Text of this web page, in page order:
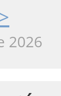
2026